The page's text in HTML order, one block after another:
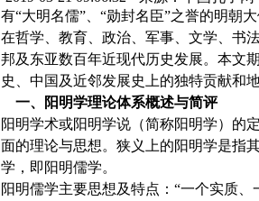
有“大明名儒”、“勋封名臣”之誉的明朝
在哲学、教育、政治、军事、文学、书
邦及东亚数百年近现代历史发展。本文
史、中国及近邻发展史上的独特贡献和
一、阳明学理论体系概述与简评
阳明学术或阳明学说（简称阳明学）的
面的理论与思想。狭义上的阳明学是指
学，即阳明儒学。
阳明儒学主要思想及特点：“一个实质